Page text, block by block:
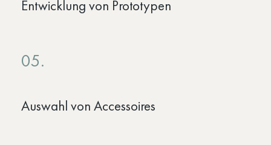
Entwicklung von Prototypen
05.
Auswahl von Accessoires